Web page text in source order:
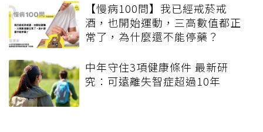
【慢病100問】我已經戒菸戒
酒，也開始運動，三高數值都正
常了，為什麼還不能停藥？
中年守住3項健康條件 最新研
究：可遠離失智症超過10年